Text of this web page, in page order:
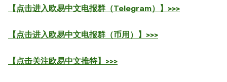
【点击进入欧易中文电报群（Telegram）】>>>
【点击进入欧易中文电报群（币用）】>>>
【点击关注欧易中文推特】>>>